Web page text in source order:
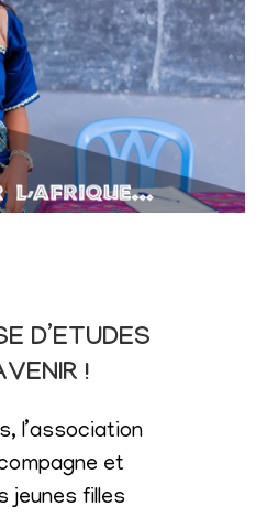
D’ETUDES
!
l’association
et
jeunes filles